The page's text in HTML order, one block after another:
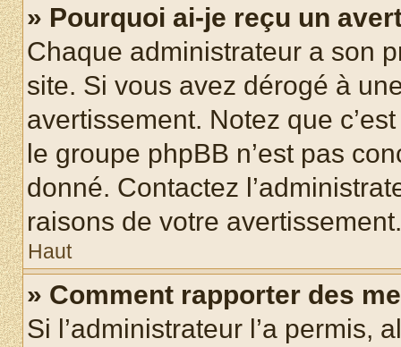
» Pourquoi ai-je reçu un
Chaque administrateur a son
site. Si vous avez dérogé à
avertissement. Notez que
le groupe phpBB n’est pas
donné. Contactez
raisons de votre avertissement.
Haut
» Comment rapporter des
Si l’administrateur l’a permis,